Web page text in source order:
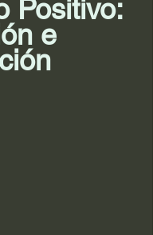
Positivo:
e